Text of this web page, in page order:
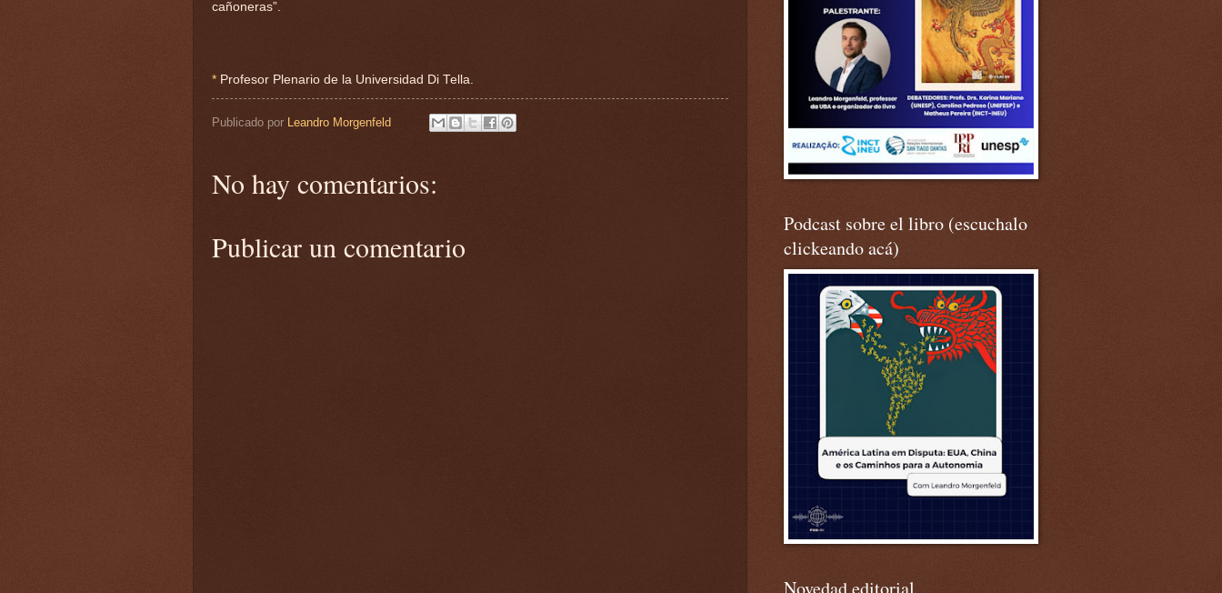
cañoneras”.
* Profesor Plenario de la Universidad Di Tella.
Publicado por Leandro Morgenfeld
No hay comentarios:
Publicar un comentario
Podcast sobre el libro (escuchalo
clickeando acá)
Novedad editorial